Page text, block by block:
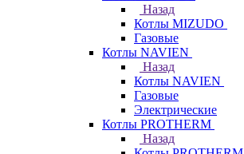
Назад
Котлы MIZUDO
Газовые
Котлы NAVIEN
Назад
Котлы NAVIEN
Газовые
Электрические
Котлы PROTHERM
Назад